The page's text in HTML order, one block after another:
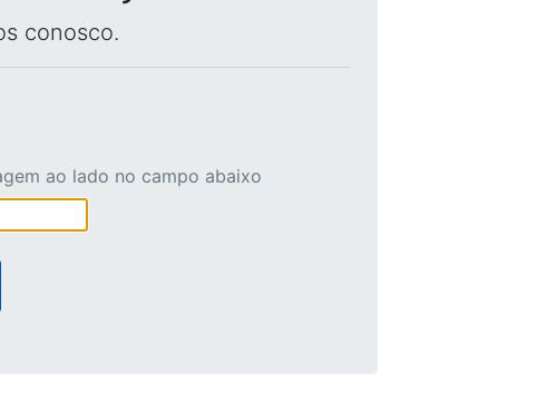
conosco.
ao lado no campo abaixo